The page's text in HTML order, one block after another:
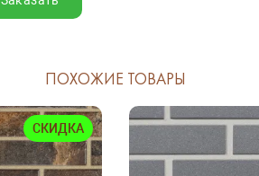
ПОХОЖИЕ ТОВАРЫ
СКИДКА